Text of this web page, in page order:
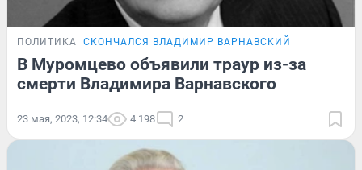
ПОЛИТИКА СКОНЧАЛСЯ ВЛАДИМИР ВАРНАВСКИЙ
В Муромцево объявили траур из-за
смерти Владимира Варнавского
23 мая, 2023, 12:34 4 198 2